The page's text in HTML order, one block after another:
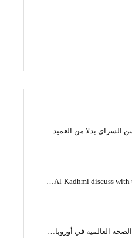
السراي بدلا من العميد…
Al-Kadhmi discuss with
العالمية في أوروبا…